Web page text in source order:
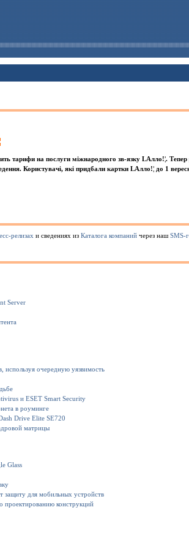
тарифи на послуги мiжнародного зв-язку LАлло!¦.
Користувачi, якi придбали картки LАлло!¦ до 1
релизах и сведениях из Каталога компаний через нашSMS-
Server
используя очередную уязвимость
и ESET Smart Security
в роуминге
Drive Elite SE720
матрицы
Glass
защиту для мобильных устройств
проектированию конструкций